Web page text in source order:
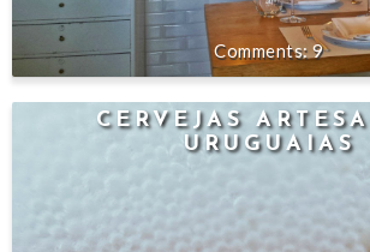
9
CERVEJAS
URUGUAIAS